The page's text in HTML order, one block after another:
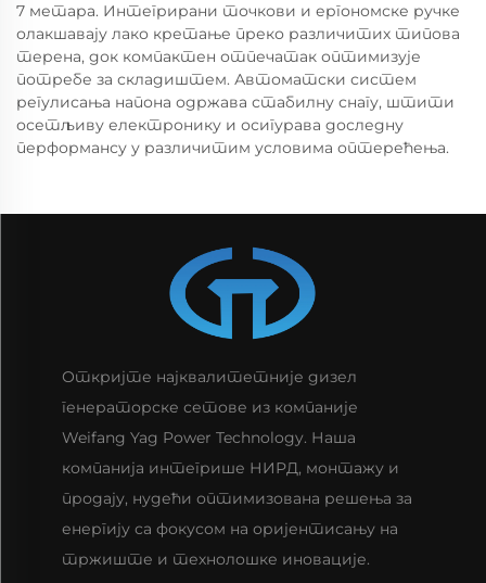
7 метара. Интегрирани точкови и ергономске ручке
олакшавају лако кретање преко различитих типова
терена, док компактен отпечатак оптимизује
потребе за складиштем. Автоматски систем
регулисања напона одржава стабилну снагу, штити
осетљиву електронику и осигурава доследну
перформансу у различитим условима оптерећења.
Откријте најквалитетније дизел
генераторске сетове из компаније
Weifang Yag Power Technology. Наша
компанија интегрише НИРД, монтажу и
продају, нудећи оптимизована решења за
енергију са фокусом на оријентисању на
тржиште и технолошке иновације.